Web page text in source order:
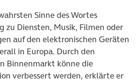
Sinne des Wortes
zu Diensten, Musik, Filmen oder
auf den elektronischen Geräten
in Europa. Durch den
Binnenmarkt könne die
verbessert werden, erklärte er